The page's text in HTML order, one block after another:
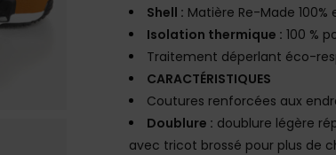
Shell : Matière Re-Made
Isolation thermique : 100 %
Traitement déperlant éco-
CARACTÉRISTIQUES
Coutures renforcées aux
Doublure : doublure légère
avec tricot brossé pour plus de